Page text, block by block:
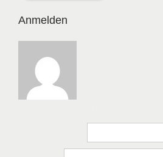
Anmelden